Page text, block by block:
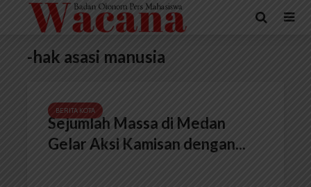
-hak asasi manusia
BERITA KOTA
Sejumlah Massa di Medan
Gelar Aksi Kamisan dengan...